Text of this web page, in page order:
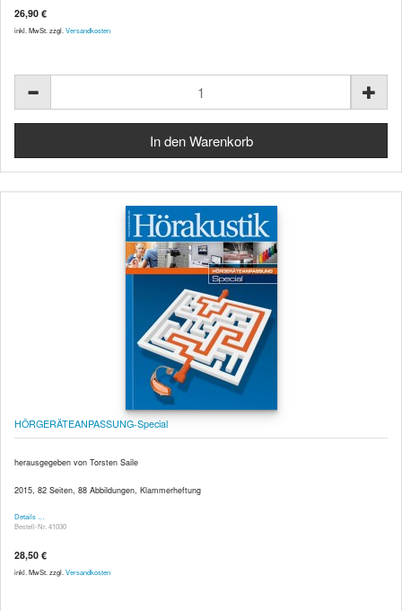
26,90 €
inkl. MwSt. zzgl. Versandkosten
HÖRGERÄTEANPASSUNG-Special
herausgegeben von Torsten Saile
2015, 82 Seiten, 88 Abbildungen, Klammerheftung
Details …
Bestell-Nr. 41030
28,50 €
inkl. MwSt. zzgl. Versandkosten